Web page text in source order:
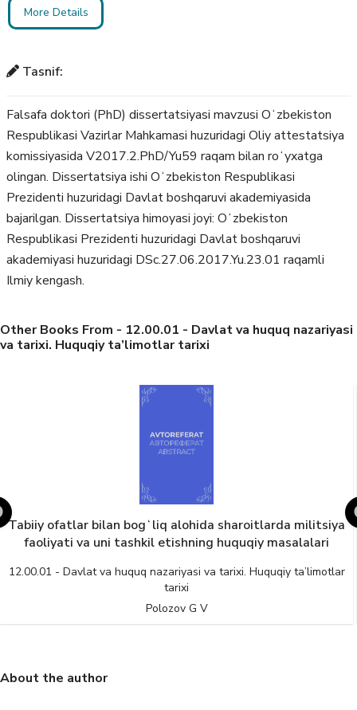
More Details
Tasnif:
Falsafa doktori (PhD) dissertatsiyasi mavzusi Oʻzbekiston
Respublikasi Vazirlar Mahkamasi huzuridagi Oliy attestatsiya
komissiyasida V2017.2.PhD/Yu59 raqam bilan roʻyxatga
olingan. Dissertatsiya ishi Oʻzbekiston Respublikasi
Prezidenti huzuridagi Davlat boshqaruvi akademiyasida
bajarilgan. Dissertatsiya himoyasi joyi: Oʻzbekiston
Respublikasi Prezidenti huzuridagi Davlat boshqaruvi
akademiyasi huzuridagi DSc.27.06.2017.Yu.23.01 raqamli
Ilmiy kengash.
Other Books From - 12.00.01 - Davlat va huquq nazariyasi
va tarixi. Huquqiy ta’limotlar tarixi
Tabiiy ofatlar bilan bogʻliq alohida sharoitlarda militsiya
faoliyati va uni tashkil etishning huquqiy masalalari
12.00.01 - Davlat va huquq nazariyasi va tarixi. Huquqiy ta’limotlar
tarixi
Polozov G V
About the author